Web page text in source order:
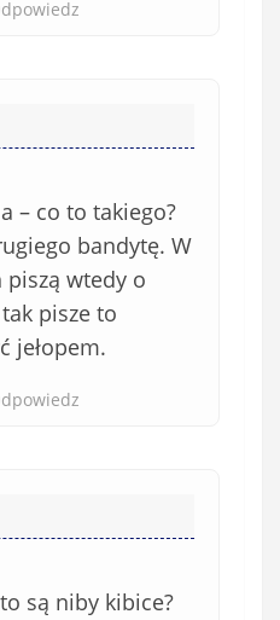
– co to takiego?
bandytę. W
wtedy o
pisze to
jełopem.
są niby kibice?